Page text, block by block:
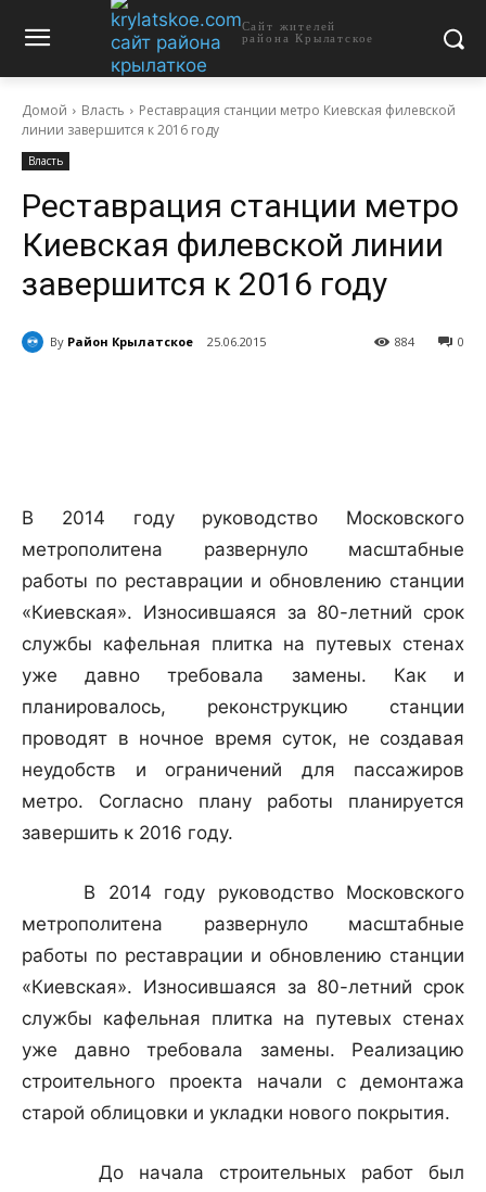
Сайт жителей
района Крылатское
Домой Власть
Реставрация станции метро Киевская филевской
линии завершится к 2016 году
Власть
Реставрация станции метро
Киевская филевской линии
завершится к 2016 году
By Район Крылатское 25.06.2015 0
884
В 2014 году руководство Московского
метрополитена развернуло масштабные
работы по реставрации и обновлению станции
«Киевская». Износившаяся за 80-летний срок
службы кафельная плитка на путевых стенах
уже давно требовала замены. Как и
планировалось, реконструкцию станции
проводят в ночное время суток, не создавая
неудобств и ограничений для пассажиров
метро. Согласно плану работы планируется
завершить к 2016 году.
В 2014 году руководство Московского
метрополитена развернуло масштабные
работы по реставрации и обновлению станции
«Киевская». Износившаяся за 80-летний срок
службы кафельная плитка на путевых стенах
уже давно требовала замены. Реализацию
строительного проекта начали с демонтажа
старой облицовки и укладки нового покрытия.
До начала строительных работ был